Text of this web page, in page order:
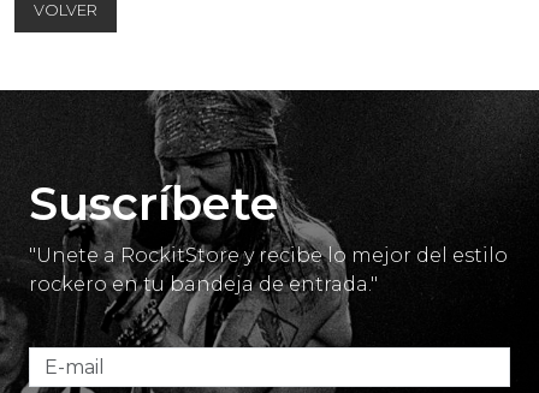
VOLVER
Suscríbete
"Unete a RockitStore y recibe lo mejor del estilo
rockero en tu bandeja de entrada."